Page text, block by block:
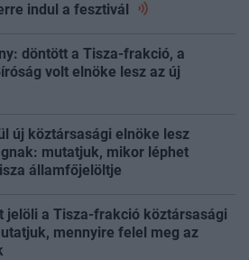
indul a fesztivál
döntött a Tisza-frakció, a
volt elnöke lesz az új
új köztársasági elnöke lesz
mutatjuk, mikor léphet
államfőjelöltje
jelöli a Tisza-frakció köztársasági
mennyire felel meg az